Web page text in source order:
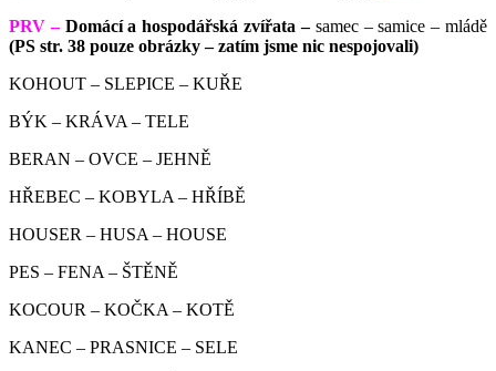
PRV – Domácí a hospodářská zvířata –samec – samice – mládě
(PS str. 38 pouze obrázky – zatím jsme nic nespojovali)
KOHOUT – SLEPICE – KUŘE
BÝK – KRÁVA – TELE
BERAN – OVCE – JEHNĚ
HŘEBEC – KOBYLA – HŘÍBĚ
HOUSER – HUSA – HOUSE
PES – FENA – ŠTĚNĚ
KOCOUR – KOČKA – KOTĚ
KANEC – PRASNICE – SELE